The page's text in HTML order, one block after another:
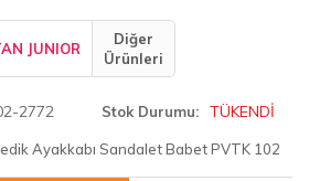
JUNIOR
Diğer
Ürünleri
2772 Stok Durumu TÜKENDİ
Ayakkabı Sandalet Babet PVTK 102